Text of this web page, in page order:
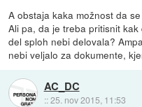
A obstaja kaka možnost da
Ali pa, da je treba pritisnit
del sploh nebi delovala?
nebi veljalo za dokumente,
AC_DC
::25. nov 2015, 11:53